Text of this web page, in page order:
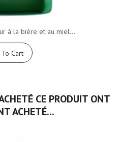
à la bière et au miel...
Cart
CE PRODUIT ONT
ACHETÉ...